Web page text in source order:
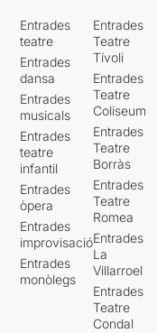
Entrades
teatre
Entrades
dansa
Entrades
musicals
Entrades
teatre
infantil
Entrades
òpera
Entrades
improvisació
Entrades
monòlegs
Entrades
Teatre
Tívoli
Entrades
Teatre
Coliseum
Entrades
Teatre
Borràs
Entrades
Teatre
Romea
Entrades
La
Villarroel
Entrades
Teatre
Condal